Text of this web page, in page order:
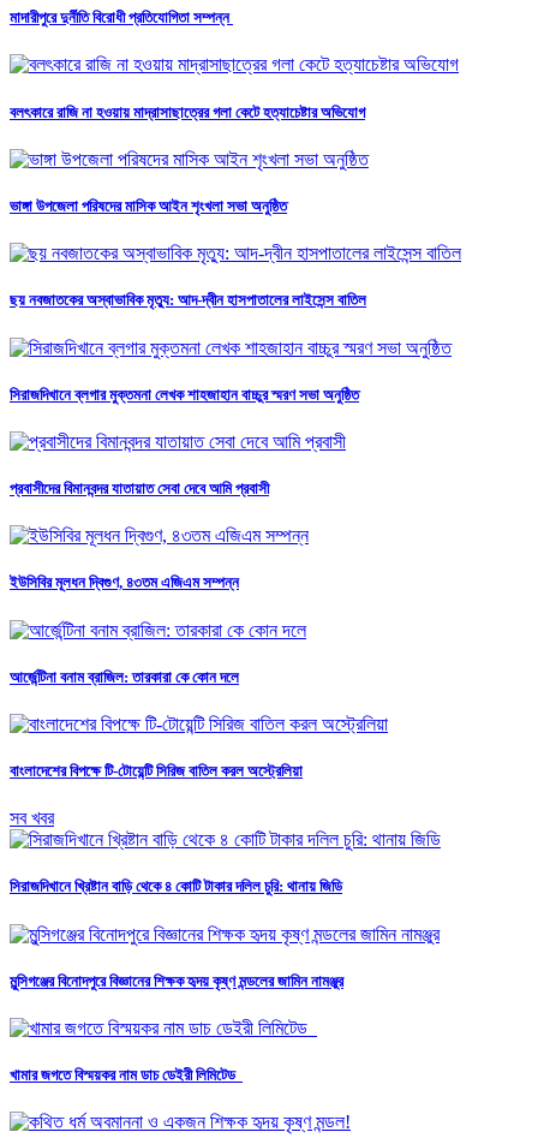
মাদারীপুরে দুর্নীতি বিরোধী প্রতিযোগিতা সম্পন্ন
বলৎকারে রাজি না হওয়ায় মাদ্রাসাছাত্রের গলা কেটে হত্যাচেষ্টার অভিযোগ
ভাঙ্গা উপজেলা পরিষদের মাসিক আইন শৃংখলা সভা অনুষ্ঠিত
ছয় নবজাতকের অস্বাভাবিক মৃত্যু: আদ-দ্বীন হাসপাতালের লাইসেন্স বাতিল
সিরাজদিখানে ব্লগার মুক্তমনা লেখক শাহজাহান বাচ্চুর স্মরণ সভা অনুষ্ঠিত
প্রবাসীদের বিমানবন্দর যাতায়াত সেবা দেবে আমি প্রবাসী
ইউসিবির মূলধন দ্বিগুণ, ৪৩তম এজিএম সম্পন্ন
আর্জেন্টিনা বনাম ব্রাজিল: তারকারা কে কোন দলে
বাংলাদেশের বিপক্ষে টি-টোয়েন্টি সিরিজ বাতিল করল অস্ট্রেলিয়া
সব খবর
সিরাজদিখানে খ্রিষ্টান বাড়ি থেকে ৪ কোটি টাকার দলিল চুরি: থানায় জিডি
মুন্সিগঞ্জের বিনোদপুরে বিজ্ঞানের শিক্ষক হৃদয় কৃষ্ণ মন্ডলের জামিন নামঞ্জুর
খামার জগতে বিস্ময়কর নাম ডাচ ডেইরী লিমিটেড